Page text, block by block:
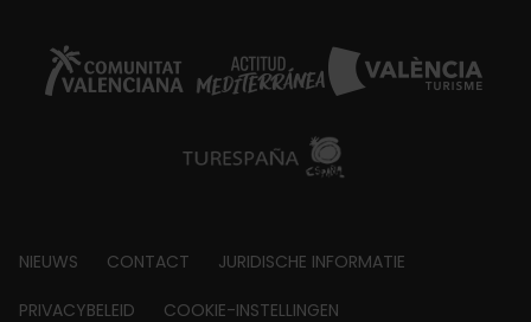
Footer
NIEUWS CONTACT JURIDISCHE INFORMATIE
PRIVACYBELEID COOKIE-INSTELLINGEN